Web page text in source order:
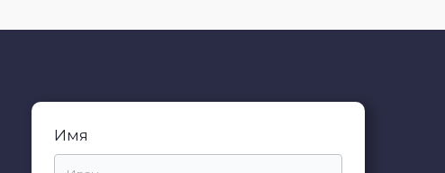
Имя